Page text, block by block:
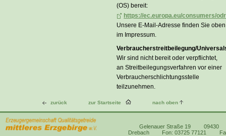
(OS) bereit:
https://ec.europa.eu/consumers/
Unsere E-Mail-Adresse finden Sie oben
im Impressum.
Verbraucherstreitbeilegung/
Wir sind nicht bereit oder verpflichtet,
an Streitbeilegungsverfahren vor einer
Verbraucherschlichtungsstelle
teilzunehmen.
zurück zur Startseite nach oben
Gelenauer Straße 19
09430
Drebach
Fon: 03725 77121